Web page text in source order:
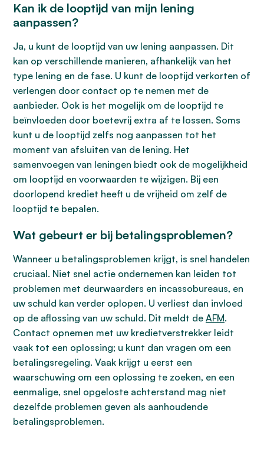
Kan ik de looptijd van mijn lening
aanpassen?
Ja, u kunt de looptijd van uw lening aanpassen. Dit
kan op verschillende manieren, afhankelijk van het
type lening en de fase. U kunt de looptijd verkorten of
verlengen door contact op te nemen met de
aanbieder. Ook is het mogelijk om de looptijd te
beïnvloeden door boetevrij extra af te lossen. Soms
kunt u de looptijd zelfs nog aanpassen tot het
moment van afsluiten van de lening. Het
samenvoegen van leningen biedt ook de mogelijkheid
om looptijd en voorwaarden te wijzigen. Bij een
doorlopend krediet heeft u de vrijheid om zelf de
looptijd te bepalen.
Wat gebeurt er bij betalingsproblemen?
Wanneer u betalingsproblemen krijgt, is snel handelen
cruciaal. Niet snel actie ondernemen kan leiden tot
problemen met deurwaarders en incassobureaus, en
uw schuld kan verder oplopen. U verliest dan invloed
op de aflossing van uw schuld. Dit meldt de AFM.
Contact opnemen met uw kredietverstrekker leidt
vaak tot een oplossing; u kunt dan vragen om een
betalingsregeling. Vaak krijgt u eerst een
waarschuwing om een oplossing te zoeken, en een
eenmalige, snel opgeloste achterstand mag niet
dezelfde problemen geven als aanhoudende
betalingsproblemen.